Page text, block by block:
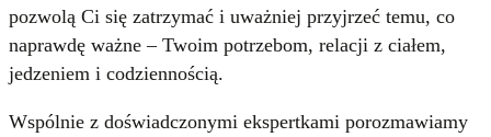
pozwolą Ci się zatrzymać i uważniej przyjrzeć temu, co
naprawdę ważne – Twoim potrzebom, relacji z ciałem,
jedzeniem i codziennością.
Wspólnie z doświadczonymi ekspertkami porozmawiamy